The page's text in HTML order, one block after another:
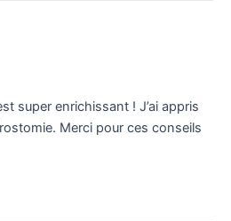
super enrichissant ! J’ai appris
Merci pour ces conseils